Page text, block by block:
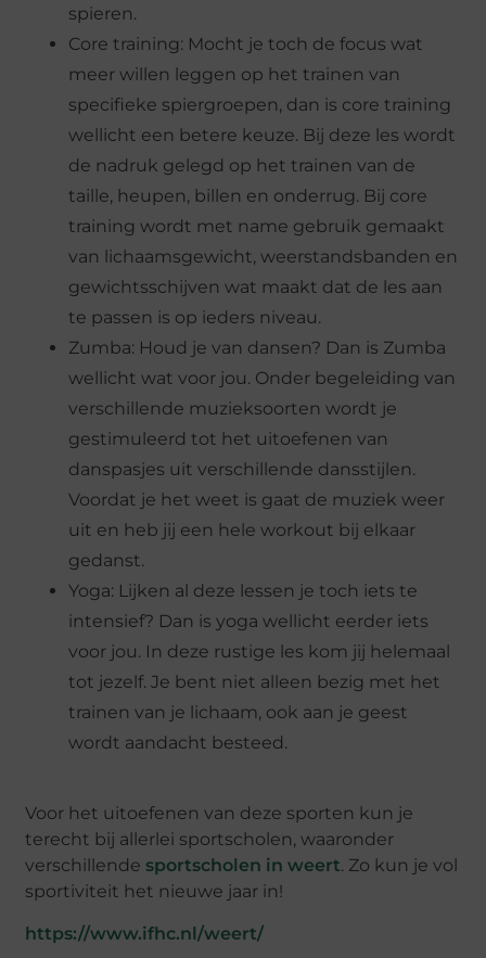
spieren.
Core training: Mocht je toch de focus wat
meer willen leggen op het trainen van
specifieke spiergroepen, dan is core training
wellicht een betere keuze. Bij deze les wordt
de nadruk gelegd op het trainen van de
taille, heupen, billen en onderrug. Bij core
training wordt met name gebruik gemaakt
van lichaamsgewicht, weerstandsbanden en
gewichtsschijven wat maakt dat de les aan
te passen is op ieders niveau.
Zumba: Houd je van dansen? Dan is Zumba
wellicht wat voor jou. Onder begeleiding van
verschillende muzieksoorten wordt je
gestimuleerd tot het uitoefenen van
danspasjes uit verschillende dansstijlen.
Voordat je het weet is gaat de muziek weer
uit en heb jij een hele workout bij elkaar
gedanst.
Yoga: Lijken al deze lessen je toch iets te
intensief? Dan is yoga wellicht eerder iets
voor jou. In deze rustige les kom jij helemaal
tot jezelf. Je bent niet alleen bezig met het
trainen van je lichaam, ook aan je geest
wordt aandacht besteed.
Voor het uitoefenen van deze sporten kun je
terecht bij allerlei sportscholen, waaronder
verschillende sportscholen in weert. Zo kun je vol
sportiviteit het nieuwe jaar in!
https://www.ifhc.nl/weert/